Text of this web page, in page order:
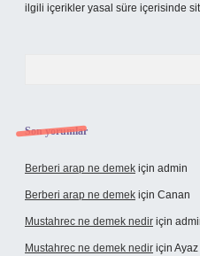
ilgili içerikler yasal süre içerisinde
Son yorumlar
Berberi arap ne demek için admin
Berberi arap ne demek için Canan
Mustahrec ne demek nedir için
Mustahrec ne demek nedir için Ayaz